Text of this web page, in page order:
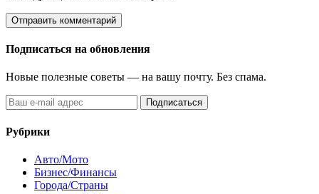
Подписаться на обновления
Новые полезные советы — на вашу почту. Без спама.
Подписаться
Рубрики
Авто/Мото
Бизнес/Финансы
Города/Страны